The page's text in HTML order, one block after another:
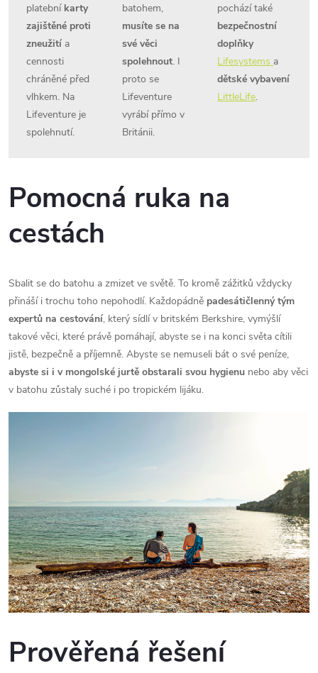
platební karty
zajištěné proti
zneužití a
cennosti
chráněné před
vlhkem. Na
Lifeventure je
spolehnutí.
batohem,
musíte se na
své věci
spolehnout. I
proto se
Lifeventure
vyrábí přímo v
Británii.
pochází také
bezpečnostní
doplňky
Lifesystems a
dětské vybavení
LittleLife.
Pomocná ruka na
cestách
Sbalit se do batohu a zmizet ve světě. To kromě zážitků vždycky
přináší i trochu toho nepohodlí. Každopádně padesátičlenný tým
expertů na cestování, který sídlí v britském Berkshire, vymýšlí
takové věci, které právě pomáhají, abyste se i na konci světa cítili
jistě, bezpečně a příjemně. Abyste se nemuseli bát o své peníze,
abyste si i v mongolské jurtě obstarali svou hygienu nebo aby věci
v batohu zůstaly suché i po tropickém lijáku.
Prověřená řešení